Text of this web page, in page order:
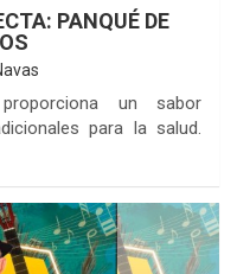
PANQUÉ DE
un sabor
para la salud.